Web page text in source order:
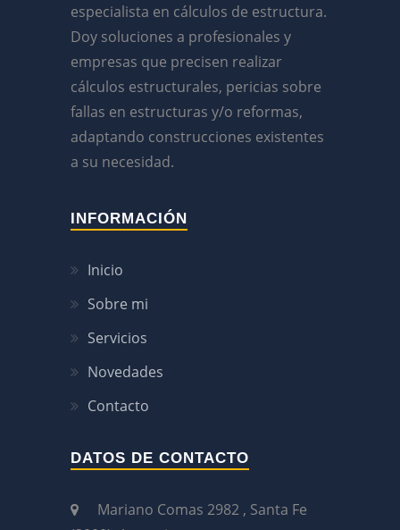
especialista en cálculos de estructura.
Doy soluciones a profesionales y
empresas que precisen realizar
cálculos estructurales, pericias sobre
fallas en estructuras y/o reformas,
adaptando construcciones existentes
a su necesidad.
INFORMACIÓN
Inicio
Sobre mi
Servicios
Novedades
Contacto
DATOS DE CONTACTO
Mariano Comas 2982 , Santa Fe